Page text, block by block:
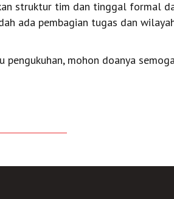
struktur tim dan tinggal formal
ada pembagian tugas dan
mohon doanya